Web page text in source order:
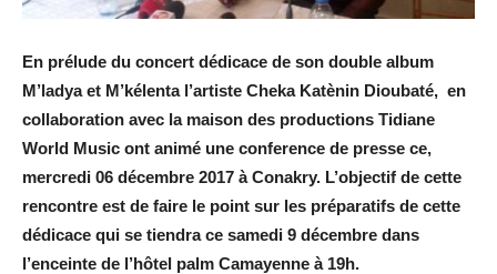
En prélude du concert dédicace de son double album
M’ladya et M’kélenta l’artiste Cheka Katènin Dioubaté, en
collaboration avec la maison des productions Tidiane
World Music ont animé une conference de presse ce,
mercredi 06 décembre 2017 à Conakry. L’objectif de cette
rencontre est de faire le point sur les préparatifs de cette
dédicace qui se tiendra ce samedi 9 décembre dans
l’enceinte de l’hôtel palm Camayenne à 19h.